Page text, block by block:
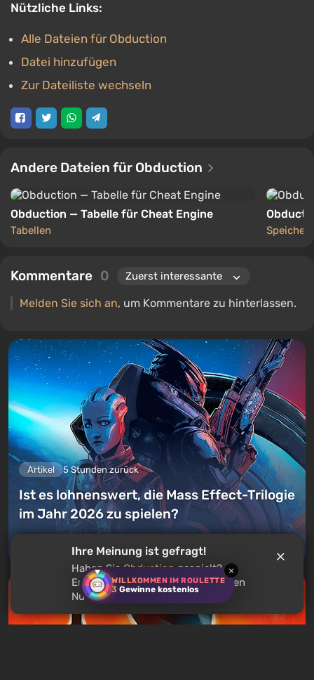
WILLKOMMEN IM ROULETTE
3 Gewinne kostenlos
×
Nützliche Links:
Alle Dateien für Obduction
Datei hinzufügen
Zur Dateiliste wechseln
Andere Dateien für Obduction
Obduction — Tabelle für Cheat Engine
Tabellen
Kommentare 0
Melden Sie sich an, um Kommentare zu hinterlassen.
Artikel 5 Stunden zurück
Ist es lohnenswert, die Mass Effect-Trilogie
im Jahr 2026 zu spielen?
Ihre Meinung ist gefragt!
Haben SieObductiongespielt?
Empfehlen Sie dieses Spiel anderen
Nutzern?